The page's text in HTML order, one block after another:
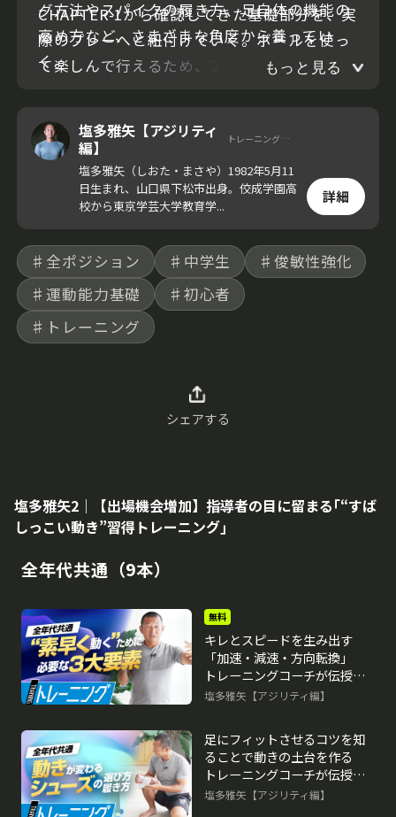
グ方法やスパイクの履き方、足自体の機能の
高め方など、さまざまな角度から養ってい
く。
CHAPTER-1から確認してきた基礎部分を、実
際のプレーへと紐付けていく。ボールを使っ
て楽しんで行えるため、アップでも実践して
もっと見る
塩多雅矢【アジリティ
編】
トレーニングコーチ
塩多雅矢（しおた・まさや）1982年5月11
日生まれ、山口県下松市出身。佼成学園高
校から東京学芸大学教育学...
詳細
♯全ポジション ♯中学生
♯俊敏性強化
♯運動能力基礎
♯初心者
♯トレーニング
シェアする
塩多雅矢2｜【出場機会増加】指導者の目に留まる｢“すば
しっこい動き”習得トレーニング｣
全年代共通（9本）
無料
キレとスピードを生み出す
「加速・減速・方向転換」
トレーニングコーチが伝授す
る“素早く動く”ための心得
塩多雅矢【アジリティ編】
足にフィットさせるコツを知
ることで動きの土台を作る
トレーニングコーチが伝授す
る“素早く動く”ための心得
塩多雅矢【アジリティ編】